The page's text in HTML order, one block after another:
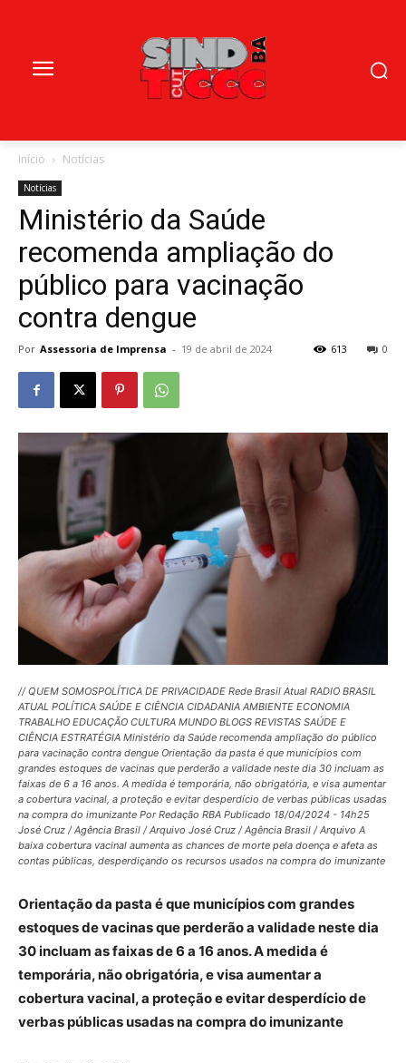
Início Notícias
Notícias
Ministério da Saúde
recomenda ampliação do
público para vacinação
contra dengue
Por Assessoria de Imprensa - 19 de abril de 2024 0
613
// QUEM SOMOSPOLÍTICA DE PRIVACIDADE Rede Brasil Atual RADIO BRASIL
ATUAL POLÍTICA SAÚDE E CIÊNCIA CIDADANIA AMBIENTE ECONOMIA
TRABALHO EDUCAÇÃO CULTURA MUNDO BLOGS REVISTAS SAÚDE E
CIÊNCIA ESTRATÉGIA Ministério da Saúde recomenda ampliação do público
para vacinação contra dengue Orientação da pasta é que municípios com
grandes estoques de vacinas que perderão a validade neste dia 30 incluam as
faixas de 6 a 16 anos. A medida é temporária, não obrigatória, e visa aumentar
a cobertura vacinal, a proteção e evitar desperdício de verbas públicas usadas
na compra do imunizante Por Redação RBA Publicado 18/04/2024 - 14h25
José Cruz / Agência Brasil / Arquivo José Cruz / Agência Brasil / Arquivo A
baixa cobertura vacinal aumenta as chances de morte pela doença e afeta as
contas públicas, desperdiçando os recursos usados na compra do imunizante
Orientação da pasta é que municípios com grandes
estoques de vacinas que perderão a validade neste dia
30 incluam as faixas de 6 a 16 anos. A medida é
temporária, não obrigatória, e visa aumentar a
cobertura vacinal, a proteção e evitar desperdício de
verbas públicas usadas na compra do imunizante